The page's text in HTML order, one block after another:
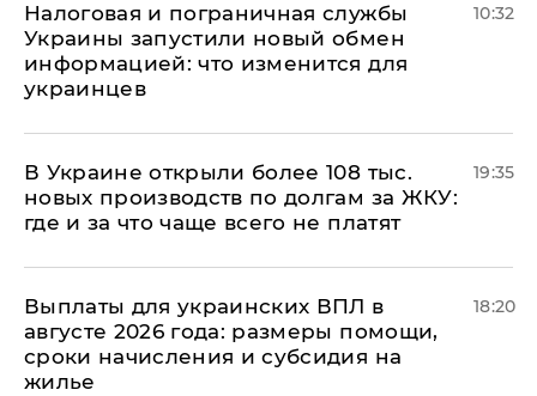
Налоговая и пограничная службы
Украины запустили новый обмен
информацией: что изменится для
украинцев
10:32
В Украине открыли более 108 тыс.
новых производств по долгам за ЖКУ:
где и за что чаще всего не платят
19:35
Выплаты для украинских ВПЛ в
августе 2026 года: размеры помощи,
сроки начисления и субсидия на
жилье
18:20